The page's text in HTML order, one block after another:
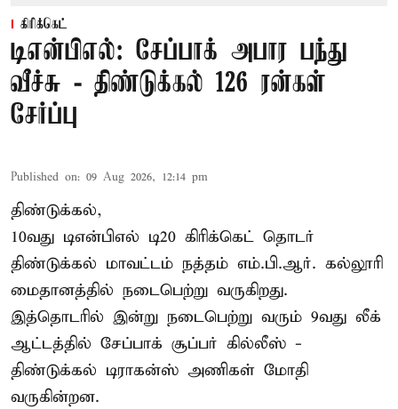
கிரிக்கெட்
டிஎன்பிஎல்: சேப்பாக் அபார பந்து
வீச்சு - திண்டுக்கல் 126 ரன்கள்
சேர்ப்பு
Published on: 09 Aug 2026, 12:14 pm
திண்டுக்கல்,
10வது டிஎன்பிஎல் டி20 கிரிக்கெட் தொடர்
திண்டுக்கல் மாவட்டம் நத்தம் எம்.பி.ஆர். கல்லூரி
மைதானத்தில் நடைபெற்று வருகிறது.
இத்தொடரில் இன்று நடைபெற்று வரும் 9வது லீக்
ஆட்டத்தில் சேப்பாக் சூப்பர் கில்லீஸ் -
திண்டுக்கல் டிராகன்ஸ் அணிகள் மோதி
வருகின்றன.